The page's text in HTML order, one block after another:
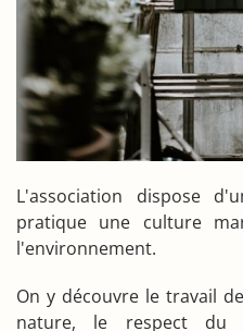
L'association dispose
pratique une culture
l'environnement.
On y découvre le travail
nature, le respect